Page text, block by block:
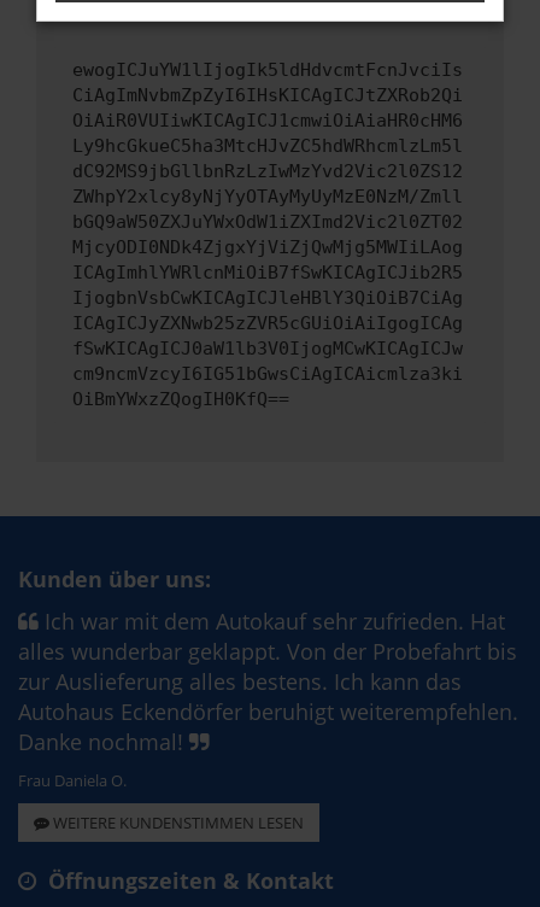
ewogICJuYW1lIjogIk5ldHdvcmtFcnJvciIs
CiAgImNvbmZpZyI6IHsKICAgICJtZXRob2Qi
OiAiR0VUIiwKICAgICJ1cmwiOiAiaHR0cHM6
Ly9hcGkueC5ha3MtcHJvZC5hdWRhcmlzLm5l
dC92MS9jbGllbnRzLzIwMzYvd2Vic2l0ZS12
ZWhpY2xlcy8yNjYyOTAyMyUyMzE0NzM/Zmll
bGQ9aW50ZXJuYWxOdW1iZXImd2Vic2l0ZT02
MjcyODI0NDk4ZjgxYjViZjQwMjg5MWIiLAog
ICAgImhlYWRlcnMiOiB7fSwKICAgICJib2R5
IjogbnVsbCwKICAgICJleHBlY3QiOiB7CiAg
ICAgICJyZXNwb25zZVR5cGUiOiAiIgogICAg
fSwKICAgICJ0aW1lb3V0IjogMCwKICAgICJw
cm9ncmVzcyI6IG51bGwsCiAgICAicmlza3ki
OiBmYWxzZQogIH0KfQ==
Kunden über uns:
Ich war mit dem Autokauf sehr zufrieden. Hat
alles wunderbar geklappt. Von der Probefahrt bis
zur Auslieferung alles bestens. Ich kann das
Autohaus Eckendörfer beruhigt weiterempfehlen.
Danke nochmal!
Frau Daniela O.
WEITERE KUNDENSTIMMEN LESEN
Öffnungszeiten & Kontakt